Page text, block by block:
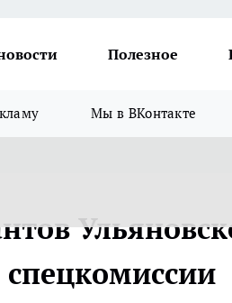
Полезное
Мы в ВКонтакте
спецкомиссии